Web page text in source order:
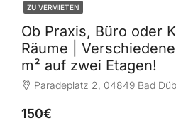
ZU VERMIETEN
Ob Praxis, Büro oder
Räume |
m² auf zwei Etagen!
Paradeplatz 2, 04849 Bad
150€